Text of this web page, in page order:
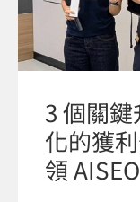
3 個關
化的獲
領